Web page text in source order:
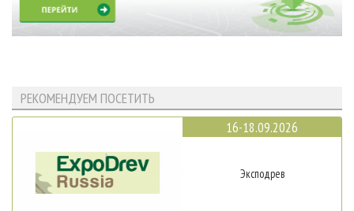
РЕКОМЕНДУЕМ ПОСЕТИТЬ
16-18.09.2026
Эксподрев